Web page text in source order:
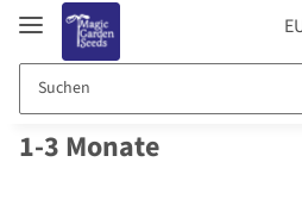
1-3 Monate